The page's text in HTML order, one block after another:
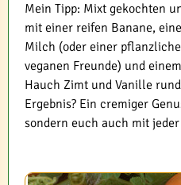
Mein Tipp: Mixt gekochten
mit einer reifen Banane,
Milch (oder einer
veganen Freunde) und
Hauch Zimt und Vanille
Ergebnis? Ein cremiger
sondern euch auch mit